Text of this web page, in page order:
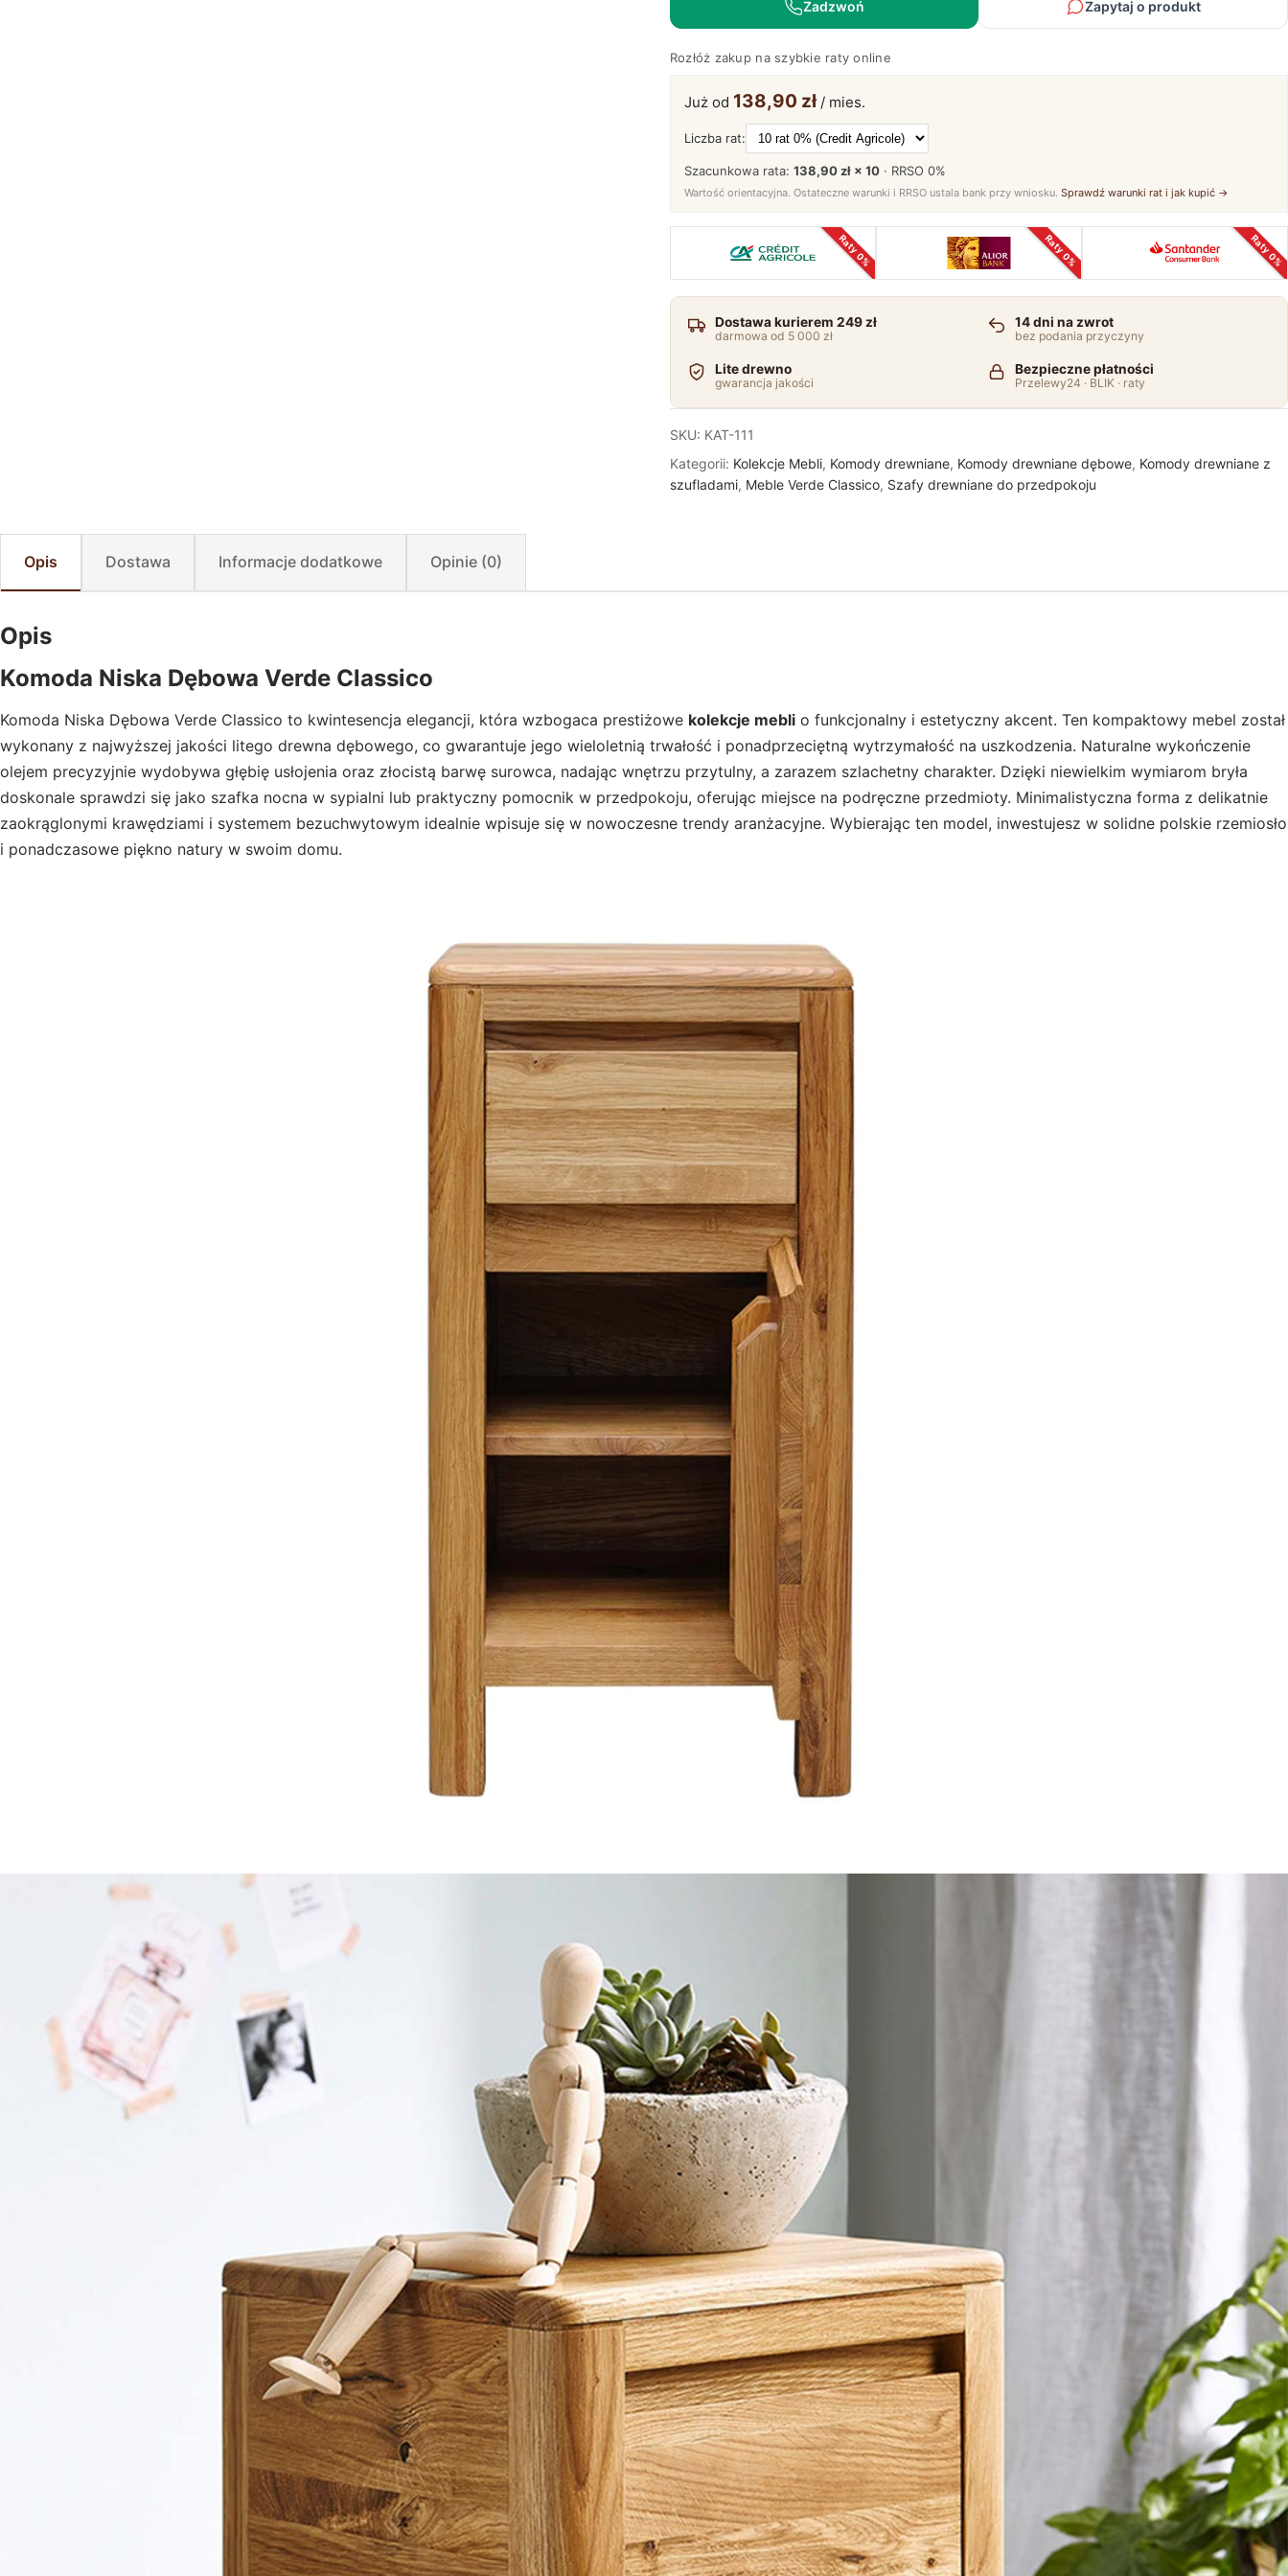
Classico
Zadzwoń Zapytaj o produkt
Rozłóż zakup na szybkie raty online
Już od 138,90 zł/ mies.
Liczba rat:
Szacunkowa rata: 138,90 zł × 10· RRSO 0%
Wartość orientacyjna. Ostateczne warunki i RRSO ustala bank przy wniosku. Sprawdź warunki rat i jak kupić →
Raty 0% Raty 0% Raty 0%
Dostawa kurierem 249 zł
darmowa od 5 000 zł
14 dni na zwrot
bez podania przyczyny
Lite drewno
gwarancja jakości
Bezpieczne płatności
Przelewy24 · BLIK · raty
SKU: KAT-111
Kategorii: Kolekcje Mebli, Komody drewniane, Komody drewniane dębowe, Komody drewniane z
szufladami, Meble Verde Classico, Szafy drewniane do przedpokoju
Opis Dostawa Informacje dodatkowe Opinie (0)
Opis
Komoda Niska Dębowa Verde Classico
Komoda Niska Dębowa Verde Classico to kwintesencja elegancji, która wzbogaca prestiżowe kolekcje mebli o funkcjonalny i estetyczny akcent. Ten kompaktowy mebel został
wykonany z najwyższej jakości litego drewna dębowego, co gwarantuje jego wieloletnią trwałość i ponadprzeciętną wytrzymałość na uszkodzenia. Naturalne wykończenie
olejem precyzyjnie wydobywa głębię usłojenia oraz złocistą barwę surowca, nadając wnętrzu przytulny, a zarazem szlachetny charakter. Dzięki niewielkim wymiarom bryła
doskonale sprawdzi się jako szafka nocna w sypialni lub praktyczny pomocnik w przedpokoju, oferując miejsce na podręczne przedmioty. Minimalistyczna forma z delikatnie
zaokrąglonymi krawędziami i systemem bezuchwytowym idealnie wpisuje się w nowoczesne trendy aranżacyjne. Wybierając ten model, inwestujesz w solidne polskie rzemiosło
i ponadczasowe piękno natury w swoim domu.